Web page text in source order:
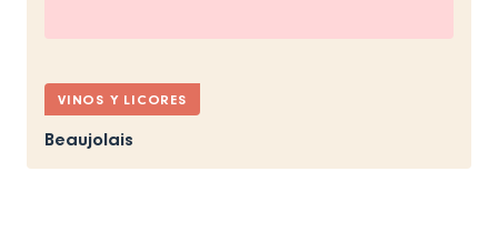
VINOS Y LICORES
Beaujolais